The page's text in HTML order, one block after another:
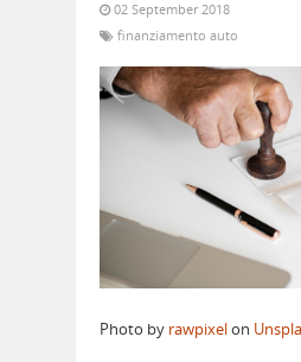
02 September 2018
finanziamento auto
Photo by rawpixelon